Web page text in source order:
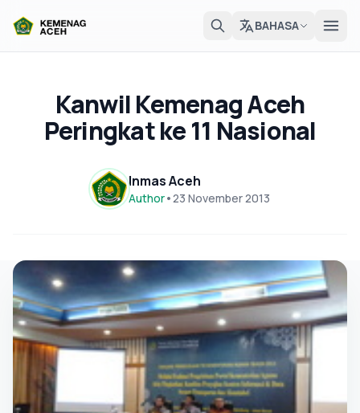
BAHASA
Kanwil Kemenag Aceh
Peringkat ke 11 Nasional
Inmas Aceh
Author•23 November 2013